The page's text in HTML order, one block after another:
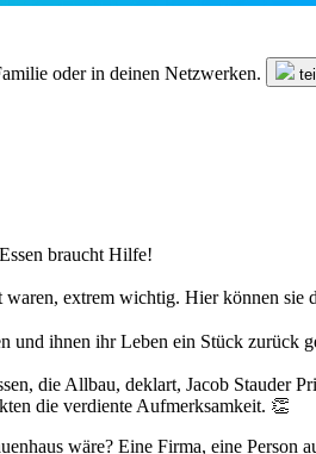
oder in deinen Netzwerken.
braucht Hilfe!
extrem wichtig. Hier können
und ihnen ihr Leben ein Stück zurück
die Allbau, deklart, Jacob Stauder
die verdiente Aufmerksamkeit. 👏
wäre? Eine Firma, eine Person